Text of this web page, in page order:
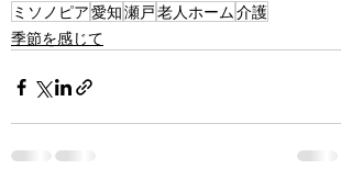
ミソノピア愛知瀬戸老人ホーム介護
季節を感じて